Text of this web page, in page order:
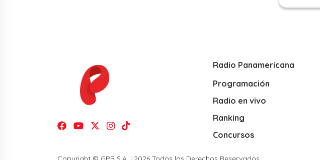
Radio Panamericana
Programación
Radio en vivo
Ranking
Concursos